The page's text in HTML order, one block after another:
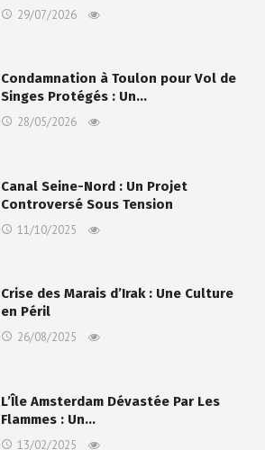
29/07/2026
Condamnation à Toulon pour Vol de
Singes Protégés : Un…
28/05/2026
Canal Seine-Nord : Un Projet
Controversé Sous Tension
11/10/2025
Crise des Marais d’Irak : Une Culture
en Péril
26/08/2025
L’Île Amsterdam Dévastée Par Les
Flammes : Un…
13/02/2025